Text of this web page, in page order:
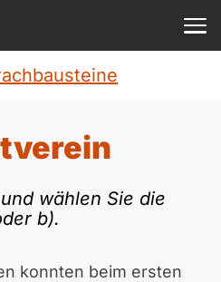
ist kostenlos?
wählen Sie die
b).
konnten beim ersten